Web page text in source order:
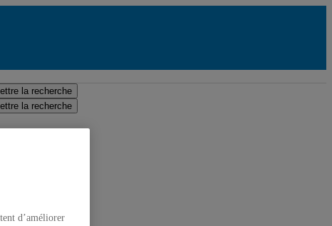
la recherche
la recherche
d’améliorer